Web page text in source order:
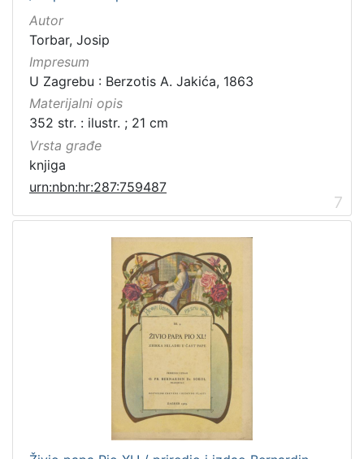
Autor
Torbar, Josip
Impresum
U Zagrebu : Berzotis A. Jakića, 1863
Materijalni opis
352 str. : ilustr. ; 21 cm
Vrsta građe
knjiga
urn:nbn:hr:287:759487
7